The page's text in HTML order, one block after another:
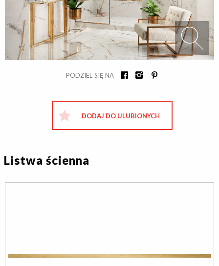
PODZIEL SIĘ NA
DODAJ DO ULUBIONYCH
Listwa ścienna